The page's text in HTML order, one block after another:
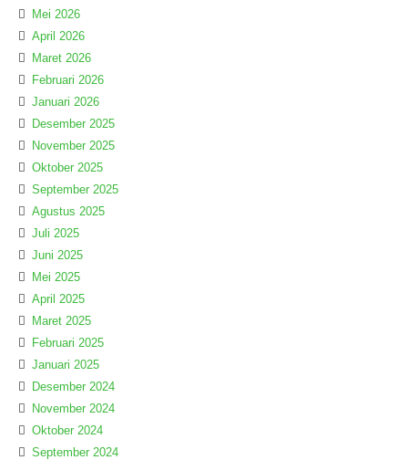
Mei 2026
April 2026
Maret 2026
Februari 2026
Januari 2026
Desember 2025
November 2025
Oktober 2025
September 2025
Agustus 2025
Juli 2025
Juni 2025
Mei 2025
April 2025
Maret 2025
Februari 2025
Januari 2025
Desember 2024
November 2024
Oktober 2024
September 2024